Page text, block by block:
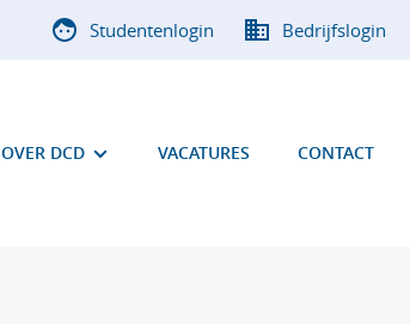
Studentenlogin Bedrijfslogin
OVER DCD VACATURES CONTACT